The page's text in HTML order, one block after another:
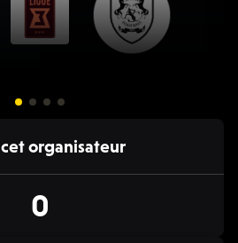
organisateur
0